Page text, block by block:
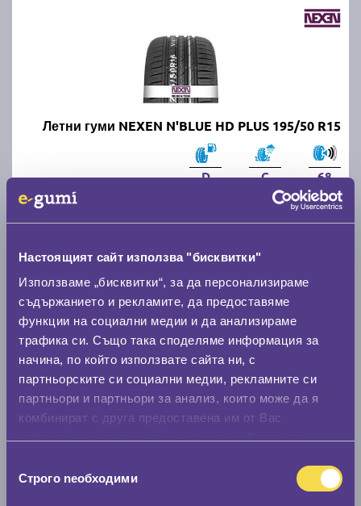
Настоящият сайт използва "бисквитки"
Използваме „бисквитки“, за да персонализираме
съдържанието и рекламите, да предоставяме
функции на социални медии и да анализираме
трафика си. Също така споделяме информация за
начина, по който използвате сайта ни, с
партньорските си социални медии, рекламните си
партньори и партньори за анализ, които може да я
комбинират с друга предоставена им от Вас
наСтрого nеобходими
Летни гуми NEXEN N'BLUE HD PLUS 195/50 R15
D C 68
Доставка от 1 до 2 дни
55.10 € / 107.77 лв.
виж повече
Летни гуми NEXEN N'BLUE S 195/60 R15
71